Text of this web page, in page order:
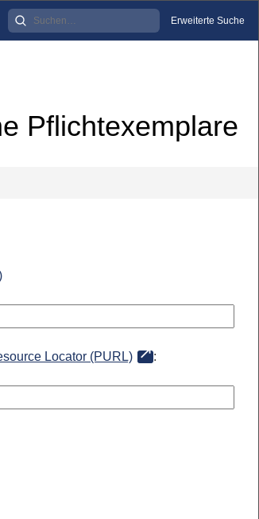
Erweiterte Suche
Pflichtexemplare
Locator (PURL) :